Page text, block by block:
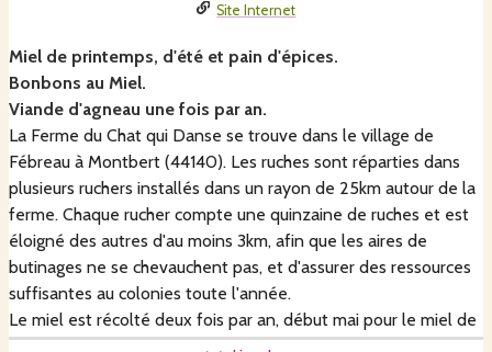
Site Internet
Miel de printemps, d'été et pain d'épices.
Bonbons au Miel.
Viande d'agneau une fois par an.
La Ferme du Chat qui Danse se trouve dans le village de
Fébreau à Montbert (44140). Les ruches sont réparties dans
plusieurs ruchers installés dans un rayon de 25km autour de la
ferme. Chaque rucher compte une quinzaine de ruches et est
éloigné des autres d'au moins 3km, afin que les aires de
butinages ne se chevauchent pas, et d'assurer des ressources
suffisantes au colonies toute l'année.
Le miel est récolté deux fois par an, début mai pour le miel de
printemps, et fin juillet pour le miel d'été.Le miel d'été est